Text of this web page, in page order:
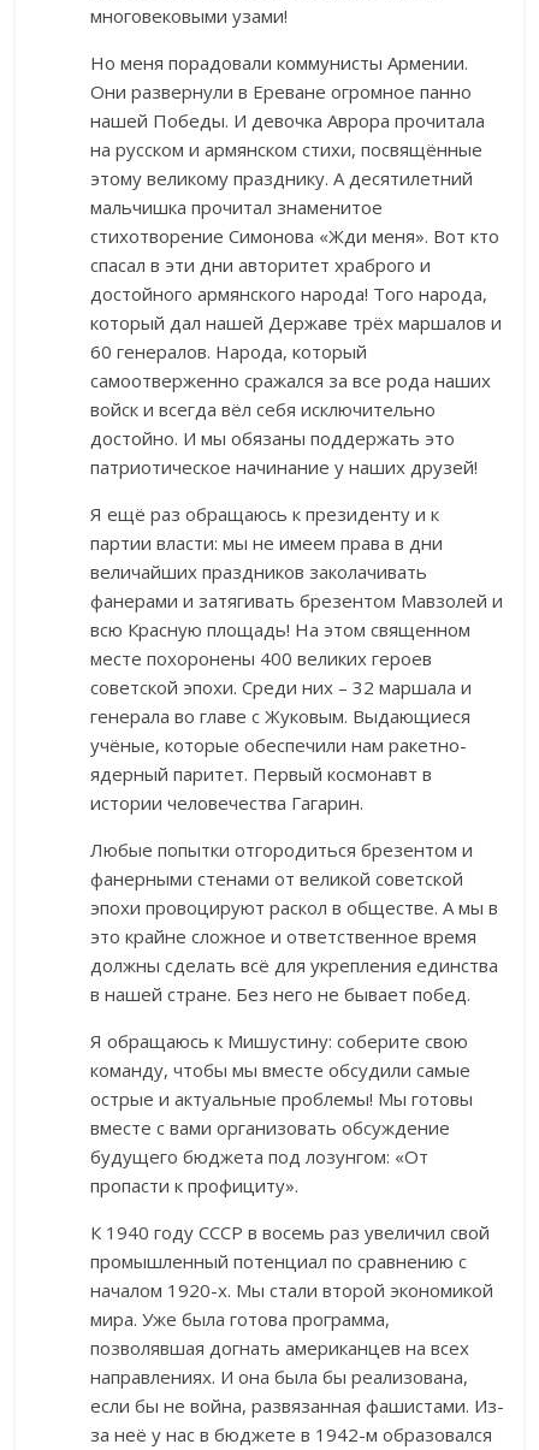
многовековыми узами!
Но меня порадовали коммунисты Армении.
Они развернули в Ереване огромное панно
нашей Победы. И девочка Аврора прочитала
на русском и армянском стихи, посвящённые
этому великому празднику. А десятилетний
мальчишка прочитал знаменитое
стихотворение Симонова «Жди меня». Вот кто
спасал в эти дни авторитет храброго и
достойного армянского народа! Того народа,
который дал нашей Державе трёх маршалов и
60 генералов. Народа, который
самоотверженно сражался за все рода наших
войск и всегда вёл себя исключительно
достойно. И мы обязаны поддержать это
патриотическое начинание у наших друзей!
Я ещё раз обращаюсь к президенту и к
партии власти: мы не имеем права в дни
величайших праздников заколачивать
фанерами и затягивать брезентом Мавзолей и
всю Красную площадь! На этом священном
месте похоронены 400 великих героев
советской эпохи. Среди них – 32 маршала и
генерала во главе с Жуковым. Выдающиеся
учёные, которые обеспечили нам ракетно-
ядерный паритет. Первый космонавт в
истории человечества Гагарин.
Любые попытки отгородиться брезентом и
фанерными стенами от великой советской
эпохи провоцируют раскол в обществе. А мы в
это крайне сложное и ответственное время
должны сделать всё для укрепления единства
в нашей стране. Без него не бывает побед.
Я обращаюсь к Мишустину: соберите свою
команду, чтобы мы вместе обсудили самые
острые и актуальные проблемы! Мы готовы
вместе с вами организовать обсуждение
будущего бюджета под лозунгом: «От
пропасти к профициту».
К 1940 году СССР в восемь раз увеличил свой
промышленный потенциал по сравнению с
началом 1920-х. Мы стали второй экономикой
мира. Уже была готова программа,
позволявшая догнать американцев на всех
направлениях. И она была бы реализована,
если бы не война, развязанная фашистами. Из-
за неё у нас в бюджете в 1942-м образовался